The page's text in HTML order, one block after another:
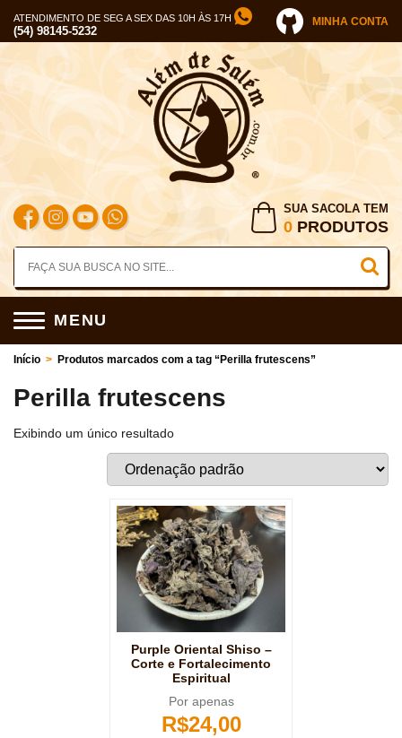
ATENDIMENTO DE SEG A SEX DAS 10H ÀS 17H
(54) 98145-5232
MINHA CONTA
SUA SACOLA TEM
0 PRODUTOS
MENU
Início > Produtos marcados com a tag “Perilla frutescens”
Perilla frutescens
Exibindo um único resultado
Purple Oriental Shiso –
Corte e Fortalecimento
Espiritual
Por apenas
R$24,00